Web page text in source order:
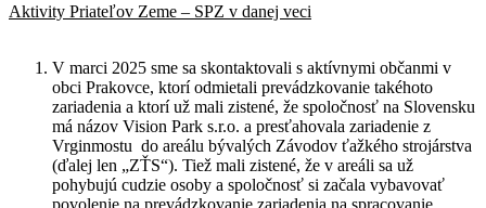
Aktivity Priateľov Zeme – SPZ v danej veci
V marci 2025 sme sa skontaktovali s aktívnymi občanmi v
obci Prakovce, ktorí odmietali prevádzkovanie takéhoto
zariadenia a ktorí už mali zistené, že spoločnosť na Slovensku
má názov Vision Park s.r.o. a presťahovala zariadenie z
Vrginmostu do areálu bývalých Závodov ťažkého strojárstva
(ďalej len „ZŤS“). Tiež mali zistené, že v areáli sa už
pohybujú cudzie osoby a spoločnosť si začala vybavovať
povolenie na prevádzkovanie zariadenia na spracovanie